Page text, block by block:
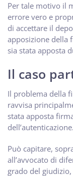
Per tale motivo il
errore vero e
di accettare il
apposizione della
sia stata apposta
Il caso
Il problema della
ravvisa
stata apposta
dell’autenticazione.
Può capitare,
all’avvocato di
grado del